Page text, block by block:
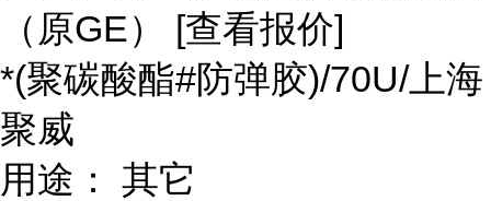
（原GE） [查看报价]
*(聚碳酸酯#防弹胶)/70U/上海
聚威
用途： 其它